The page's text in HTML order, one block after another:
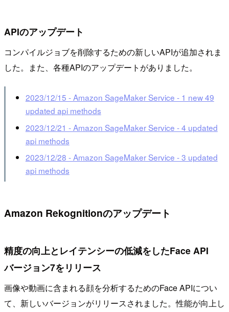
APIのアップデート
コンパイルジョブを削除するための新しいAPIが追加されま
した。また、各種APIのアップデートがありました。
2023/12/15 - Amazon SageMaker Service - 1 new 49
updated api methods
2023/12/21 - Amazon SageMaker Service - 4 updated
api methods
2023/12/28 - Amazon SageMaker Service - 3 updated
api methods
Amazon Rekognitionのアップデート
精度の向上とレイテンシーの低減をしたFace API
バージョン7をリリース
画像や動画に含まれる顔を分析するためのFace APIについ
て、新しいバージョンがリリースされました。性能が向上し